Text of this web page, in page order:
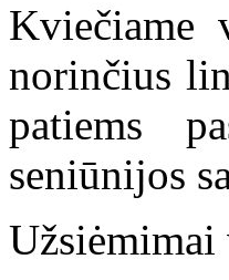
Kviečiame
norinčius
patiems
seniūnijos
Užsiėmimai